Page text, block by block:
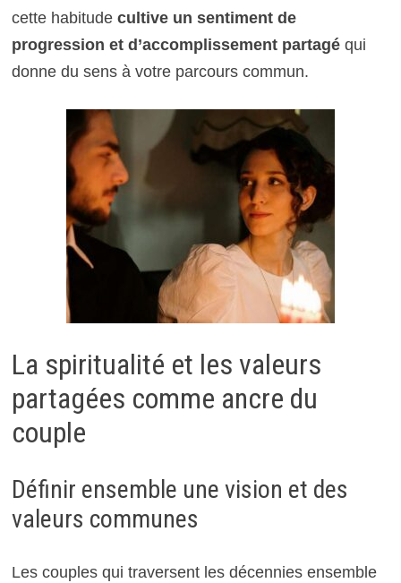
cette habitude cultive un sentiment de
progression et d’accomplissement partagéqui
donne du sens à votre parcours commun.
La spiritualité et les valeurs
partagées comme ancre du
couple
Définir ensemble une vision et des
valeurs communes
Les couples qui traversent les décennies ensemble